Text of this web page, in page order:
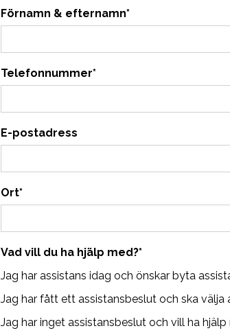
Förnamn & efternamn*
Telefonnummer*
E-postadress
Ort*
Vad vill du ha hjälp med?*
Jag har assistans idag och önskar byta
Jag har fått ett assistansbeslut och ska
Jag har inget assistansbeslut och vill ha